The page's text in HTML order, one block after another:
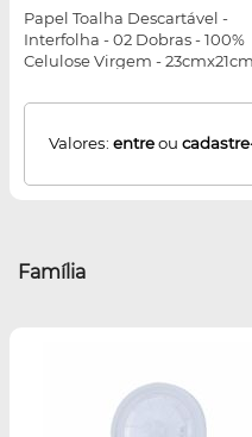
Papel Toalha Descartável -
Interfolha - 02 Dobras - 100%
Celulose Virgem -
Valores: entreou
Família